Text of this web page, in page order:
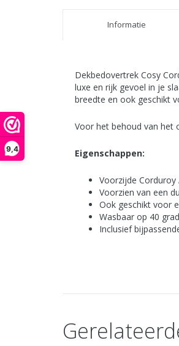
9,4
Informatie
Dekbedovertrek Cosy
luxe en rijk gevoel in je
breedte en ook geschikt
Voor het behoud van het
Eigenschappen:
Voorzijde
Voorzien van een
Ook geschikt voor
Wasbaar op 40
Inclusief